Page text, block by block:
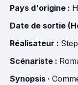
Pays d'origine :
Date de sortie
Réalisateur :
Scénariste :
Synopsis ·